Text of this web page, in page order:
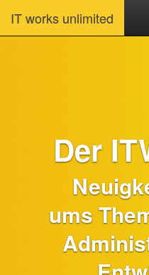
IT works unlimited
Der
ums